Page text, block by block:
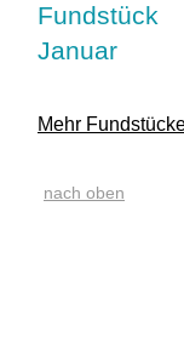
Fundstück
Januar
Mehr
nach oben